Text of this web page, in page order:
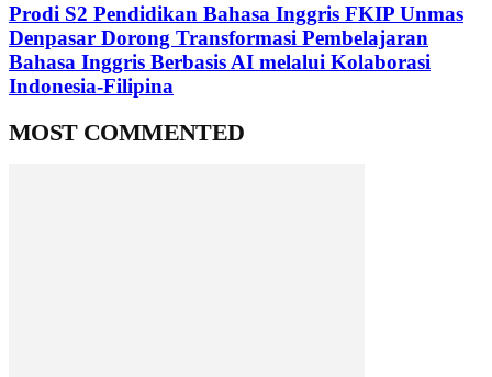
Prodi S2 Pendidikan Bahasa Inggris FKIP Unmas
Denpasar Dorong Transformasi Pembelajaran
Bahasa Inggris Berbasis AI melalui Kolaborasi
Indonesia-Filipina
MOST COMMENTED